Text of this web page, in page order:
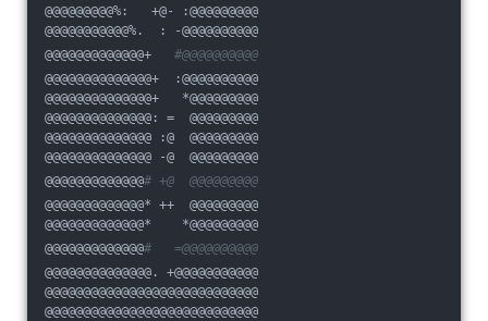
@@@@@@@@@%:   +@- :@@@@@@@@@
@@@@@@@@@@@%.  : -@@@@@@@@@@
@@@@@@@@@@@@@+ #@@@@@@@@@@
@@@@@@@@@@@@@@+  :@@@@@@@@@@
@@@@@@@@@@@@@@+   *@@@@@@@@@
@@@@@@@@@@@@@@: =  @@@@@@@@@
@@@@@@@@@@@@@@ :@  @@@@@@@@@
@@@@@@@@@@@@@@ -@  @@@@@@@@@
@@@@@@@@@@@@@# +@  @@@@@@@@@
@@@@@@@@@@@@@* ++  @@@@@@@@@
@@@@@@@@@@@@@*    *@@@@@@@@@
@@@@@@@@@@@@@#   =@@@@@@@@@@
@@@@@@@@@@@@@@. +@@@@@@@@@@@
@@@@@@@@@@@@@@@@@@@@@@@@@@@@
@@@@@@@@@@@@@@@@@@@@@@@@@@@@